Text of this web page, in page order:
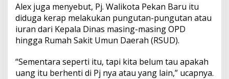
a
K
w
t
n
s
Alex juga menyebut, Pj. Walikota Pekan Baru itu
diduga kerap melakukan pungutan-pungutan atau
iuran dari Kepala Dinas masing-masing OPD
hingga Rumah Sakit Umun Daerah (RSUD).
“Sementara seperti itu, tapi kita belum tau apakah
uang itu berhenti di Pj nya atau yang lain,” ucapnya.